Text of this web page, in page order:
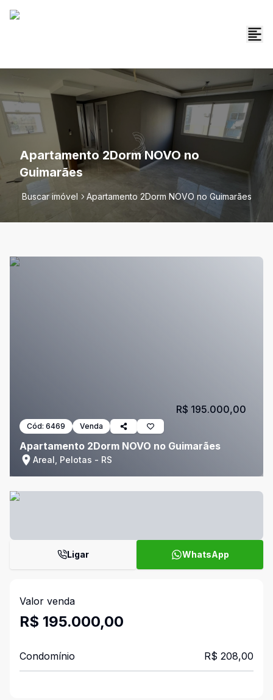
Apartamento 2Dorm NOVO no
Guimarães
Buscar imóvel Apartamento 2Dorm NOVO no Guimarães
Cód: 6469 Venda
Apartamento 2Dorm NOVO no Guimarães
Areal, Pelotas - RS
R$ 195.000,00
Ligar WhatsApp
Valor venda
R$ 195.000,00
Condomínio R$ 208,00